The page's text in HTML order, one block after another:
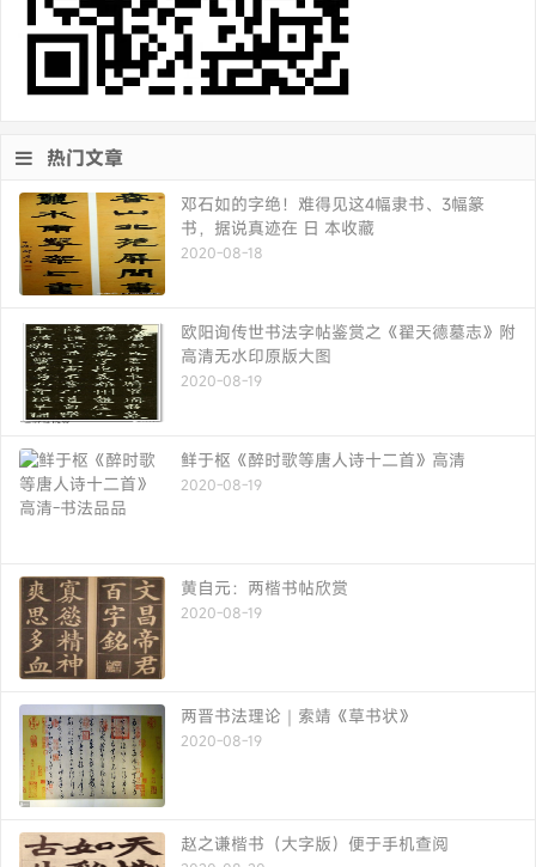
热门文章
邓石如的字绝！难得见这4幅隶书、3幅篆
书，据说真迹在 日 本收藏
2020-08-18
欧阳询传世书法字帖鉴赏之《翟天德墓志》附
高清无水印原版大图
2020-08-19
鲜于枢《醉时歌等唐人诗十二首》高清
2020-08-19
黄自元：两楷书帖欣赏
2020-08-19
两晋书法理论｜索靖《草书状》
2020-08-19
赵之谦楷书（大字版）便于手机查阅